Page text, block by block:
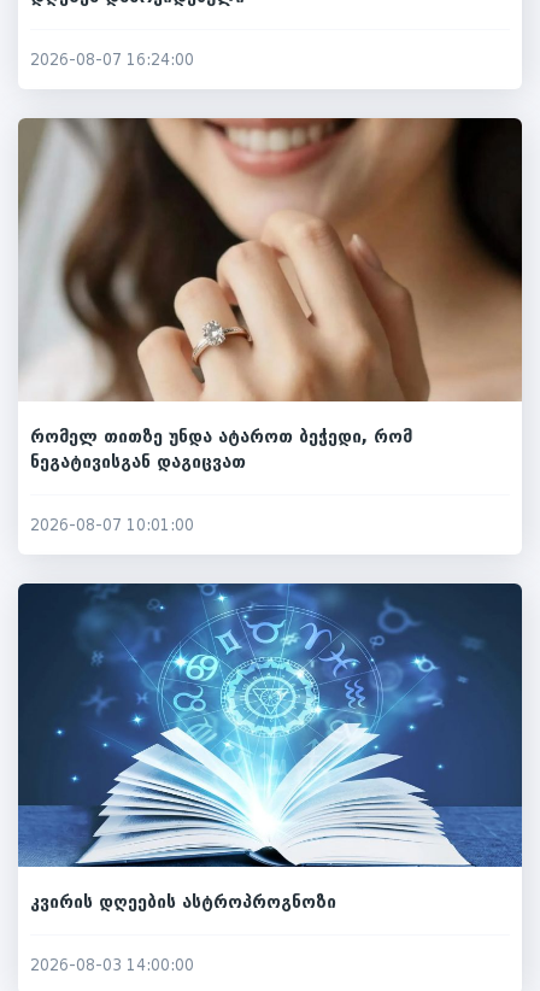
2026-08-07 16:24:00
რომელ თითზე უნდა ატაროთ ბეჭედი, რომ
ნეგატივისგან დაგიცვათ
2026-08-07 10:01:00
კვირის დღეების ასტროპროგნოზი
2026-08-03 14:00:00